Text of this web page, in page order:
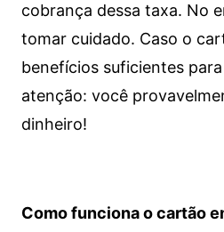
cobrança dessa taxa. No
tomar cuidado. Caso o
benefícios suficientes para
atenção: você
dinheiro!
Como funciona o cartão